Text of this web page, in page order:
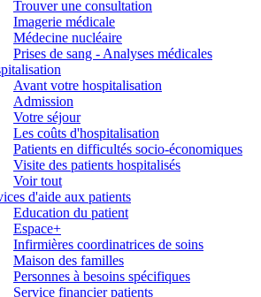
Trouver une consultation
Imagerie médicale
Médecine nucléaire
Prises de sang - Analyses médicales
Avant votre hospitalisation
Admission
Votre séjour
Les coûts d'hospitalisation
Patients en difficultés socio-économiques
Visite des patients hospitalisés
Voir tout
d'aide aux patients
Education du patient
Espace+
Infirmières coordinatrices de soins
Maison des familles
Personnes à besoins spécifiques
Service financier patients